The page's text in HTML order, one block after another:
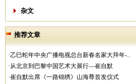
杂文
推荐文章
·乙巳蛇年中央广播电视总台新春名家大拜年-..
·从北京到巴黎中国艺术大展行—崔自默
·崔自默出席《一路锦绣》山海尊首发仪式